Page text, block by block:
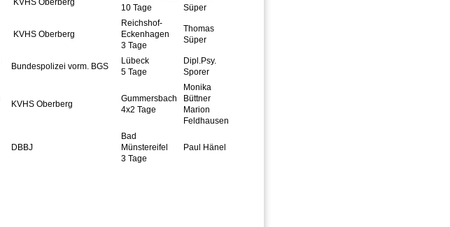
KVHS Oberberg
10 Tage
Süper
KVHS Oberberg
Reichshof-
Eckenhagen
3 Tage
Thomas
Süper
Bundespolizei vorm. BGS
Lübeck
5 Tage
Dipl.Psy.
Sporer
KVHS Oberberg
Gummersbach
4x2 Tage
Monika
Büttner
Marion
Feldhausen
DBBJ
Bad
Münstereifel
3 Tage
Paul Hänel